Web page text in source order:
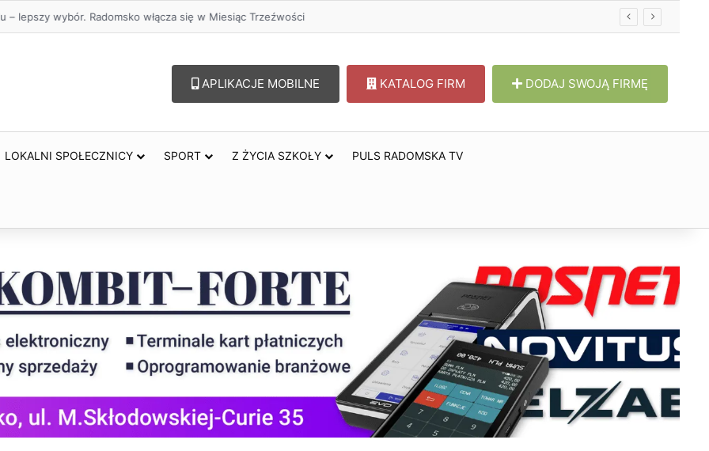
– lepszy wybór. Radomsko włącza się w Miesiąc Trzeźwości
APLIKACJE MOBILNE KATALOG FIRM DODAJ SWOJĄ FIRMĘ
LOKALNI SPOŁECZNICY SPORT Z ŻYCIA SZKOŁY PULS RADOMSKA TV